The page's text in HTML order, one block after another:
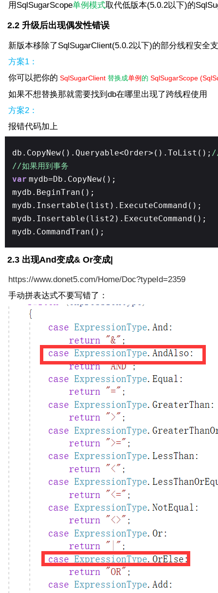
用SqlSugarScope单例模式取代低版本(5.0.2以下)的
2.2 升级后出现偶发性错误
新版本移除了SqlSugarClient(5.0.2以下)的部分线程安全
方案1：
你可以把你的 SqlSugarClient 替换成单例 的 SqlSugarScope (
如果不想替换那就需要找到db在哪里出现了跨线程使用
方案2：
报错代码加上
db.CopyNew().Queryable<Order>().ToList();
//如果用到事务
var mydb=Db.CopyNew();
mydb.BeginTran();
mydb.Insertable(list).ExecuteCommand();
mydb.Insertable(list2).ExecuteCommand();
mydb.CommandTran();
2.3 出现And变成& Or变成|
https://www.donet5.com/Home/Doc?typeId=2359
手动拼表达式不要写错了：